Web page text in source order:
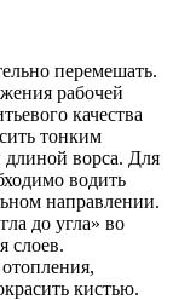
перемешать.
рабочей
качества
тонким
ворса. Для
водить
направлении.
до угла» во
слоев.
кистью.